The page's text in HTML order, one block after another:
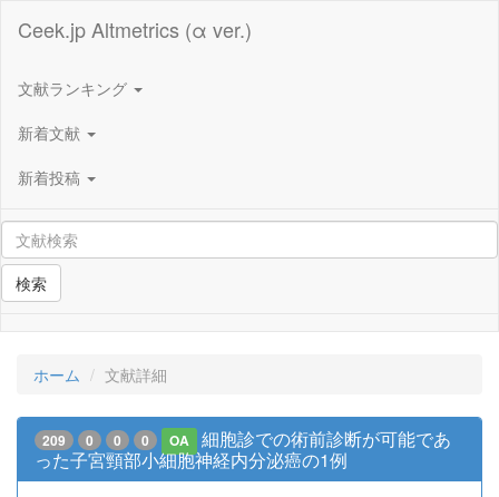
Ceek.jp Altmetrics (α ver.)
文献ランキング
新着文献
新着投稿
検索
ホーム 文献詳細
209 0 0 0 OA
細胞診での術前診断が可能であ
った子宮頸部小細胞神経内分泌癌の1例